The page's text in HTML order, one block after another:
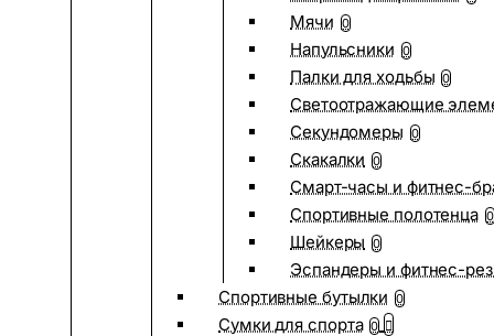
Мячи 0
Напульсники 0
Палки для ходьбы 0
Светоотражающие
Секундомеры 0
Скакалки 0
Смарт-часы и фитнес-
Спортивные полотенца 0
Шейкеры 0
Эспандеры и фитнес-
Спортивные бутылки 0
Сумки для спорта 0